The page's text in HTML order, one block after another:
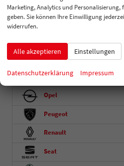
Hyundai
Kia
Nissan
Opel
Peugeot
Renault
Seat
Marketing, Analytics und Personalisierung,
geben. Sie können Ihre Einwilligung
widerrufen.
Alle akzeptieren Einstellungen
Datenschutzerklärung Impressum